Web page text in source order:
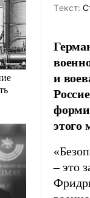
Tекст:
и
этого
– это